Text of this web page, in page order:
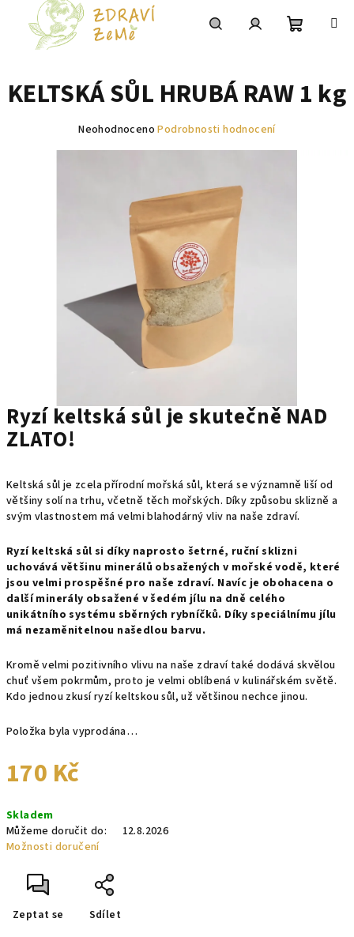
košík
Ryzí keltská sůl je skutečně NAD
ZLATO!
Keltská sůl je zcela přírodní mořská sůl, která se významně liší od
většiny solí na trhu, včetně těch mořských. Díky způsobu sklizně a
svým vlastnostem má velmi blahodárný vliv na naše zdraví.
Ryzí keltská sůl si díky naprosto šetrné, ruční sklizni
uchovává většinu minerálů obsažených v mořské vodě, které
jsou velmi prospěšné pro naše zdraví. Navíc je obohacena o
další minerály obsažené v šedém jílu na dně celého
unikátního systému sběrných rybníčků. Díky speciálnímu jílu
má nezaměnitelnou našedlou barvu.
Kromě velmi pozitivního vlivu na naše zdraví také dodává skvělou
chuť všem pokrmům, proto je velmi oblíbená v kulinářském světě.
Kdo jednou zkusí ryzí keltskou sůl, už většinou nechce jinou.
Položka byla vyprodána…
170 Kč
cena:
Skladem
Můžeme doručit do:
12.8.2026
Možnosti doručení
Zeptat se Sdílet
KELTSKÁ SŮL HRUBÁ RAW 1 kg
Průměrné
hvězdiček.
Neohodnoceno Podrobnosti hodnocení